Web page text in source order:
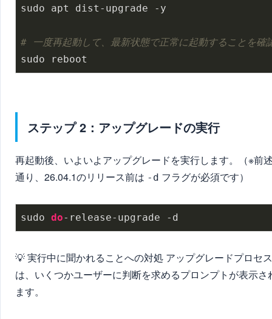
sudo apt dist-upgrade -y
# 一度再起動して、最新状態で正常に起動することを確
sudo reboot
ステップ 2：アップグレードの実行
再起動後、いよいよアップグレードを実行します。（※前
通り、26.04.1のリリース前は -d フラグが必須です）
sudo do-release-upgrade -d
💡 実行中に聞かれることへの対処 アップグレードプロセ
は、いくつかユーザーに判断を求めるプロンプトが表示さ
ます。